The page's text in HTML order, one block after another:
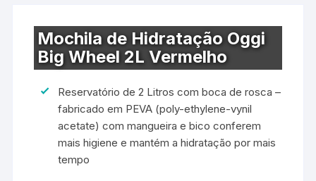
Mochila de Hidratação Oggi
Big Wheel 2L Vermelho
Reservatório de 2 Litros com boca de rosca –
fabricado em PEVA (poly-ethylene-vynil
acetate) com mangueira e bico conferem
mais higiene e mantém a hidratação por mais
tempo